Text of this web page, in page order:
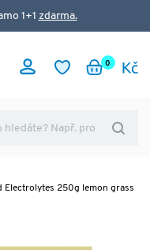
1+1 zdarma.
0
Electrolytes 250g lemon grass